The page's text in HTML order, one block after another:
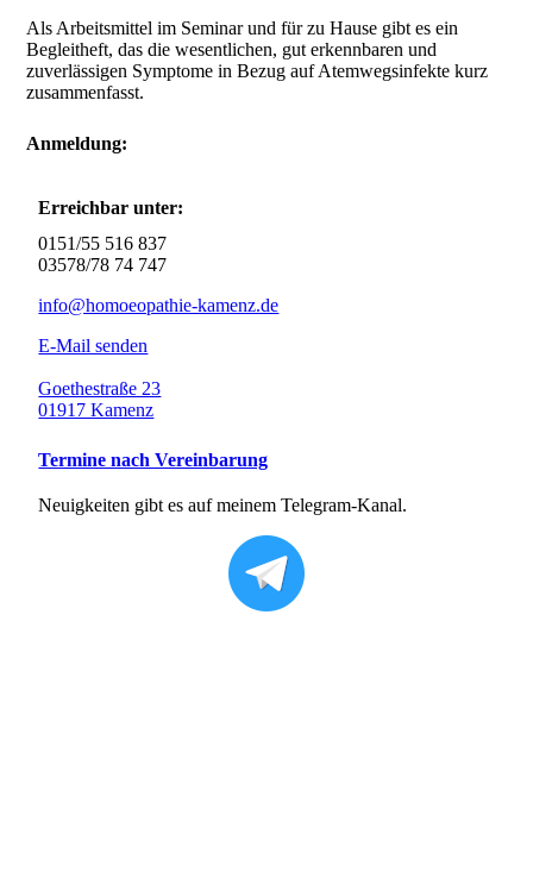
Als Arbeitsmittel im Seminar und für zu Hause gibt es ein
Begleitheft, das die wesentlichen, gut erkennbaren und
zuverlässigen Symptome in Bezug auf Atemwegsinfekte kurz
zusammenfasst.
Anmeldung:
Erreichbar unter:
0151/55 516 837
03578/78 74 747
info@homoeopathie-kamenz.de
E-Mail senden
Goethestraße 23
01917 Kamenz
Termine nach Vereinbarung
Neuigkeiten gibt es auf meinem Telegram-Kanal.